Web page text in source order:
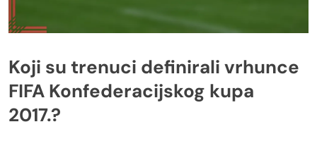
Koji su trenuci definirali vrhunce
FIFA Konfederacijskog kupa
2017.?